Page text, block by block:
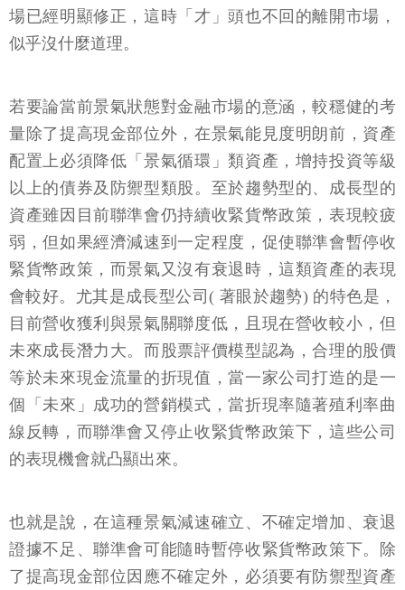
場已經明顯修正，這時「才」頭也不回的離開市場，
似乎沒什麼道理。
若要論當前景氣狀態對金融市場的意涵，較穩健的考
量除了提高現金部位外，在景氣能見度明朗前，資產
配置上必須降低「景氣循環」類資產，增持投資等級
以上的債券及防禦型類股。至於趨勢型的、成長型的
資產雖因目前聯準會仍持續收緊貨幣政策，表現較疲
弱，但如果經濟減速到一定程度，促使聯準會暫停收
緊貨幣政策，而景氣又沒有衰退時，這類資產的表現
會較好。尤其是成長型公司( 著眼於趨勢) 的特色是，
目前營收獲利與景氣關聯度低，且現在營收較小，但
未來成長潛力大。而股票評價模型認為，合理的股價
等於未來現金流量的折現值，當一家公司打造的是一
個「未來」成功的營銷模式，當折現率隨著殖利率曲
線反轉，而聯準會又停止收緊貨幣政策下，這些公司
的表現機會就凸顯出來。
也就是說，在這種景氣減速確立、不確定增加、衰退
證據不足、聯準會可能隨時暫停收緊貨幣政策下。除
了提高現金部位因應不確定外，必須要有防禦型資產